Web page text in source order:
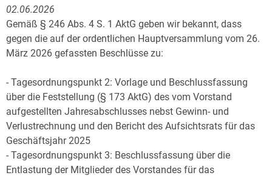
02.06.2026
Gemäß § 246 Abs. 4 S. 1 AktG geben wir bekannt, dass
gegen die auf der ordentlichen Hauptversammlung vom 26.
März 2026 gefassten Beschlüsse zu:
- Tagesordnungspunkt 2: Vorlage und Beschlussfassung
über die Feststellung (§ 173 AktG) des vom Vorstand
aufgestellten Jahresabschlusses nebst Gewinn- und
Verlustrechnung und den Bericht des Aufsichtsrats für das
Geschäftsjahr 2025
- Tagesordnungspunkt 3: Beschlussfassung über die
Entlastung der Mitglieder des Vorstandes für das